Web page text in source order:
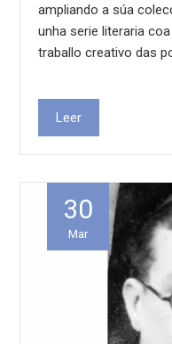
ampliando a súa
unha serie literaria
traballo creativo das
Leer
30
Mar